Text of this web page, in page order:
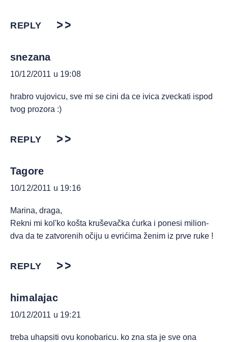
REPLY
snezana
10/12/2011 u 19:08
hrabro vujovicu, sve mi se cini da ce ivica zveckati ispod
tvog prozora :)
REPLY
Tagore
10/12/2011 u 19:16
Marina, draga,
Rekni mi kol'ko košta kruševačka ćurka i ponesi milion-
dva da te zatvorenih očiju u evrićima ženim iz prve ruke !
REPLY
himalajac
10/12/2011 u 19:21
treba uhapsiti ovu konobaricu. ko zna sta je sve ona